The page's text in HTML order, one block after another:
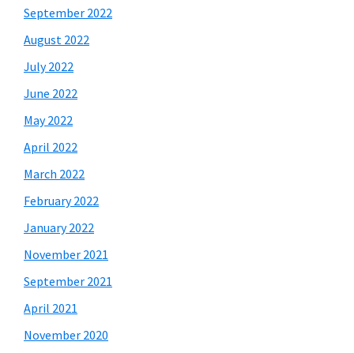
September 2022
August 2022
July 2022
June 2022
May 2022
April 2022
March 2022
February 2022
January 2022
November 2021
September 2021
April 2021
November 2020